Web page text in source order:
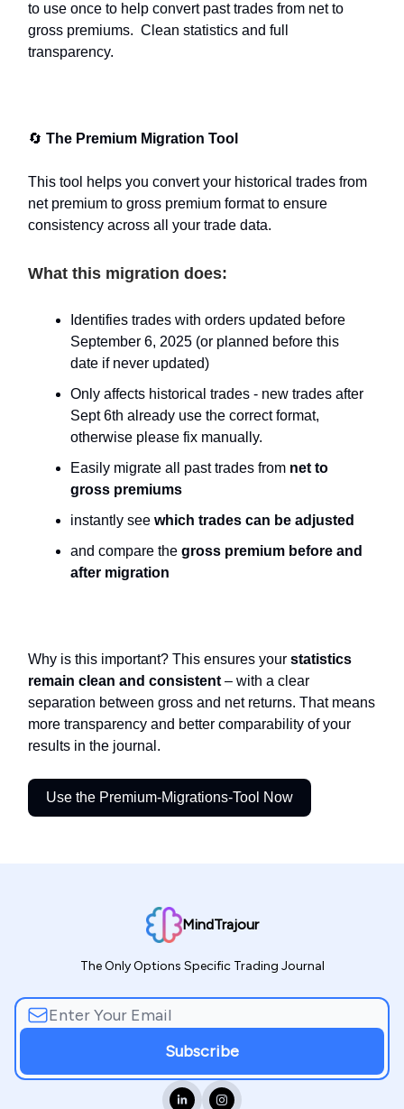
to use once to help convert past trades from net to
gross premiums. Clean statistics and full
transparency.
🔄 The Premium Migration Tool
This tool helps you convert your historical trades from
net premium to gross premium format to ensure
consistency across all your trade data.
What this migration does:
Identifies trades with orders updated before
September 6, 2025 (or planned before this
date if never updated)
Only affects historical trades - new trades after
Sept 6th already use the correct format,
otherwise please fix manually.
Easily migrate all past trades from net to
gross premiums
instantly see which trades can be adjusted
and compare the gross premium before and
after migration
Why is this important? This ensures your statistics
remain clean and consistent – with a clear
separation between gross and net returns. That means
more transparency and better comparability of your
results in the journal.
Use the Premium-Migrations-Tool Now
MindTrajour
The Only Options Specific Trading Journal